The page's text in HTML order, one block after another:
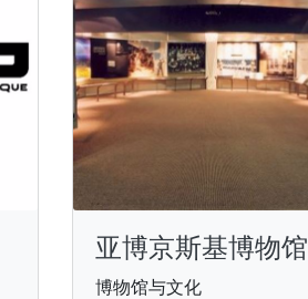
亚博京斯基博物馆
博物馆与文化